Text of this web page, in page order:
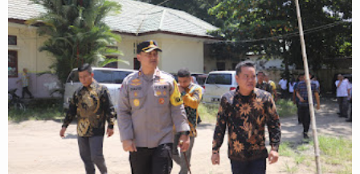
LANGKAT
ACEH
BISNIS
EDUKASI
ADVETORIAL